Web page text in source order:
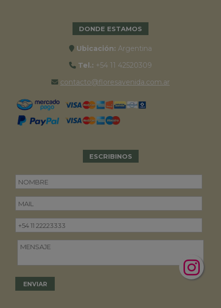
DONDE ESTAMOS
Ubicación: Argentina
Tel.: +54 11 42520309
contacto@floresavenida.com.ar
ESCRIBINOS